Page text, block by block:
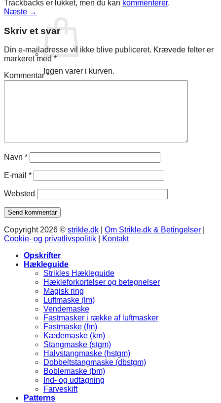
Ingen varer i kurven.
Trackbacks er lukket, men du kan kommenterer.
Næste →
Skriv et svar
Din e-mailadresse vil ikke blive publiceret. Krævede felter er
markeret med *
Kommentar*
Navn *
E-mail *
Websted
Copyright 2026 © strikle.dk Om Strikle.dk & Betingelser
Cookie- og privatlivspolitik
Kontakt
Opskrifter
Hækleguide
Strikles Hækleguide
Hækleforkortelser og betegnelser
Magisk ring
Luftmaske (lm)
Vendemaske
Fastmasker i række af luftmasker
Fastmaske (fm)
Kædemaske (km)
Stangmaske (stgm)
Halvstangmaske (hstgm)
Dobbeltstangmaske (dbstgm)
Boblemaske (bm)
Ind- og udtagning
Farveskift
Patterns